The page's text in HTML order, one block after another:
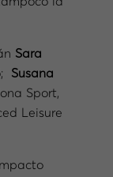
Sara
Susana
Sport,
Leisure